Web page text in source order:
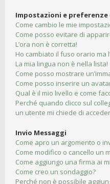
Impostazioni e
Come cambio le mie
Come posso evitare di
L’ora non è corretta!
Ho cambiato il fuso orario ma
La mia lingua non è nella lista!
Come posso mostrare
Come posso inserire un
Qual è il mio livello e come
Perché quando clicco sul
un utente mi chiede di
Invio Messaggi
Come apro un argomento o
Come modifico o cancello un
Come aggiungo una firma ai
Come creo un sondaggio?
Perché non è possibile